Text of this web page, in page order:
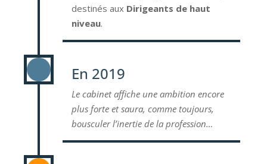
destinés aux Dirigeants de haut
niveau.
En 2019
Le cabinet affiche une ambition encore
plus forte et saura, comme toujours,
bousculer l’inertie de la profession…